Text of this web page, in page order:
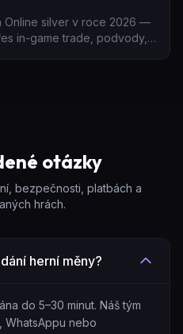
Online silver v roce 2026 —
in-game trade, podvody,
otázky
bezpečnosti, platbách a
hrách.
herní měny?
do 5–30 minut. Náš tým
WhatsAppu nebo